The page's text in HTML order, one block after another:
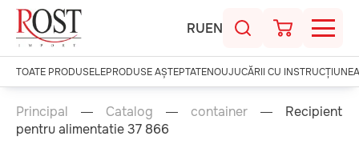
RUEN
TOATE PRODUSELEPRODUSE AȘTEPTATENOUJUCĂRII CU
Principal Catalog container
Recipient
pentru alimentatie 37 866